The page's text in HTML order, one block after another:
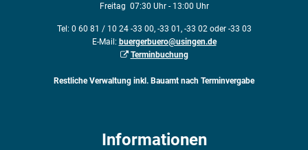
Freitag 07:30 Uhr - 13:00 Uhr
Tel: 0 60 81 / 10 24 -33 00, -33 01, -33 02 oder -33 03
E-Mail: buergerbuero@usingen.de
Terminbuchung
Restliche Verwaltung inkl. Bauamt nach Terminvergabe
Informationen